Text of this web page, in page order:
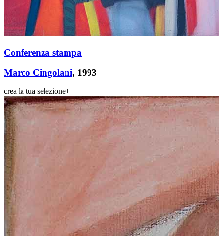
Conferenza stampa
Marco Cingolani, 1993
crea la tua selezione+